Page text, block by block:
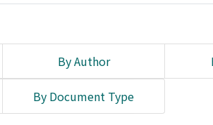
By Author
By Document Type